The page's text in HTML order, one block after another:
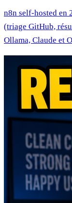
n8n self-hosted en
(triage GitHub,
Ollama, Claude et